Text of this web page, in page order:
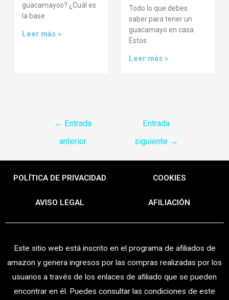
guacamayos? ¿Cuál es
la base
Leer más »
Todo lo que debes
saber para tener un
guacamayo en casa
Estos
Leer más »
← Entrada
anterior
Entrada
siguiente →
POLÍTICA DE PRIVACIDAD COOKIES
AVISO LEGAL AFILIACIÓN
Este sitio web está inscrito en el programa de afiliados de
amazon y genera ingresos por las compras realizadas por los
usuarios a través de los enlaces de afiliado que se pueden
encontrar en él. Puedes consultar las condiciones de este